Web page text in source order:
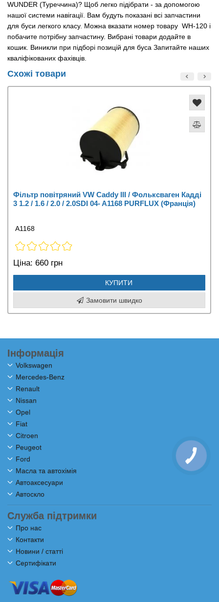
WUNDER (Туреччина)? Щоб легко підібрати - за допомогою
нашої системи навігації. Вам будуть показані всі запчастини
для буси легкого класу. Можна вказати номер товару WH-120 і
побачите потрібну запчастину. Вибрані товари додайте в
кошик. Виникли при підборі позицій для буса Запитайте наших
кваліфікованих фахівців.
Схожі товари
Фільтр повітряний VW Caddy III / Фольксваген Кадді
3 1.2 / 1.6 / 2.0 / 2.0SDI 04- A1168 PURFLUX (Франція)
A1168
Ціна: 660 грн
КУПИТИ
Замовити швидко
Інформація
Volkswagen
Mercedes-Benz
Renault
Nissan
Opel
Fiat
Citroen
Peugeot
Ford
Масла та автохімія
Автоаксесуари
Автоскло
Служба підтримки
Про нас
Контакти
Новини / статті
Сертифікати